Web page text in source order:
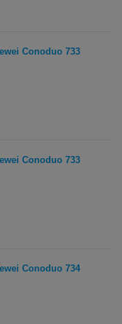
Conoduo 733
Conoduo 733
Conoduo 734